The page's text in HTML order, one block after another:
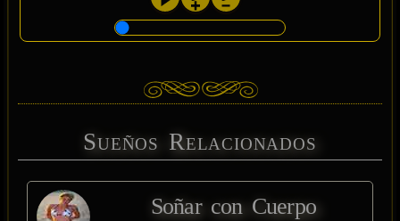
Sueños Relacionados
Soñar con Cuerpo